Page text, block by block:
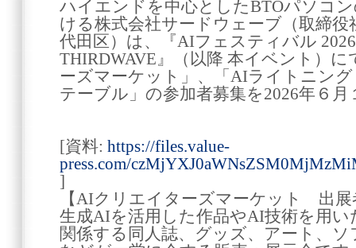
ハイエンドを中心としたBTOパソコ
ける株式会社サードウェーブ（取締
代田区）は、『AIフェスティバル 2026
THIRDWAVE』（以降 本イベント）
ーズマーケット」、「AIライトニン
テーブル」の参加者募集を2026年６
[資料: https://files.value-
press.com/
]
【AIクリエイターズマーケット 出展
生成AIを活用した作品やAI技術を用
関係する同人誌、グッズ、アート、